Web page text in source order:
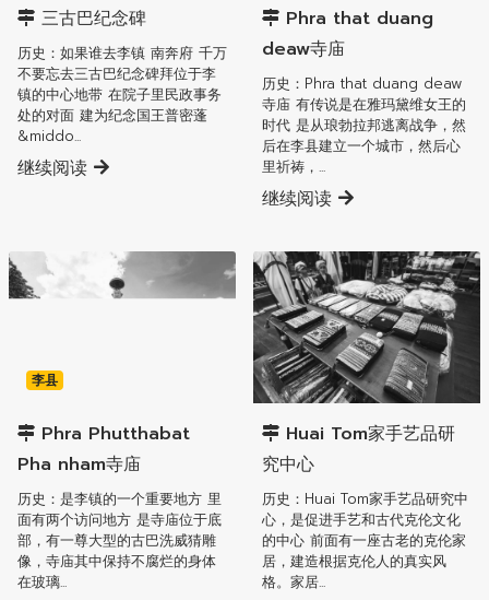
三古巴纪念碑
历史：如果谁去李镇 南奔府 千万
不要忘去三古巴纪念碑拜位于李
镇的中心地带 在院子里民政事务
处的对面 建为纪念国王普密蓬
&middo...
继续阅读
Phra that duang
deaw寺庙
历史：Phra that duang deaw
寺庙 有传说是在雅玛黛维女王的
时代 是从琅勃拉邦逃离战争，然
后在李县建立一个城市，然后心
里祈祷，...
继续阅读
李县
Phra Phutthabat
Pha nham寺庙
历史：是李镇的一个重要地方 里
面有两个访问地方 是寺庙位于底
部，有一尊大型的古巴洗威猜雕
像，寺庙其中保持不腐烂的身体
在玻璃...
李县
Huai Tom家手艺品研
究中心
历史：Huai Tom家手艺品研究中
心，是促进手艺和古代克伦文化
的中心 前面有一座古老的克伦家
居，建造根据克伦人的真实风
格。家居...